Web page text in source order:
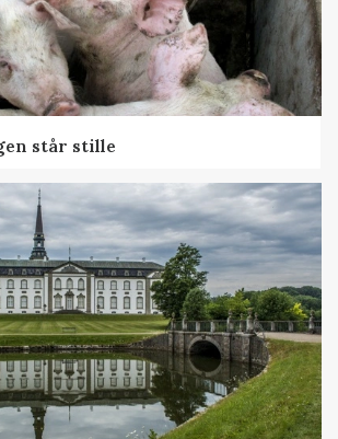
står stille